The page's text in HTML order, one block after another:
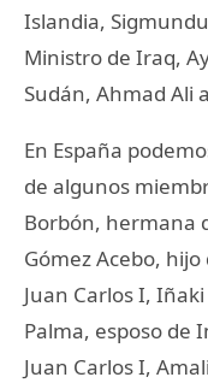
Islandia,
Ministro de Iraq,
Sudán, Ahmad Ali
En España
de algunos
Borbón, hermana
Gómez Acebo,
Juan Carlos I,
Palma, esposo de
Juan Carlos I,